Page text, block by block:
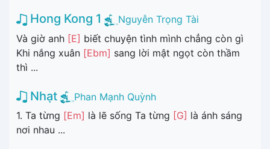
Hong Kong 1
Nguyễn Trọng Tài
Và giờ anh [E] biết chuyện tình mình chẳng còn gì
Khi nắng xuân [Ebm] sang lời mật ngọt còn thầm
thì ...
Nhạt
Phan Mạnh Quỳnh
1. Ta từng [Em] là lẽ sống Ta từng [G] là ánh sáng
nơi nhau ...